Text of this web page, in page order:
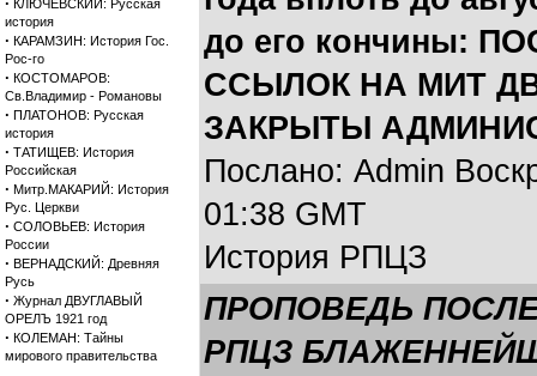
КЛЮЧЕВСКИЙ: Русская
история
· КАРАМЗИН: История Гос.
Рос-го
· КОСТОМАРОВ:
Св.Владимир - Романовы
· ПЛАТОНОВ: Русская
история
· ТАТИЩЕВ: История
Российская
· Митр.МАКАРИЙ: История
Рус. Церкви
· СОЛОВЬЕВ: История
России
· ВЕРНАДСКИЙ: Древняя
Русь
· Журнал ДВУГЛАВЫЙ
ОРЕЛЪ 1921 год
· КОЛЕМАН: Тайны
мирового правительства
до его кончины:
ССЫЛОК НА МИТ
ЗАКРЫТЫ
Послано: Admin
01:38 GMT
История РПЦЗ
ПРОПОВЕДЬ
РПЦЗ